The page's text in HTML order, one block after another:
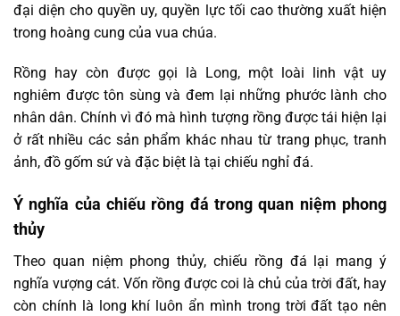
đại diện cho quyền uy, quyền lực tối cao thường xuất hiện
trong hoàng cung của vua chúa.
Rồng hay còn được gọi là Long, một loài linh vật uy
nghiêm được tôn sùng và đem lại những phước lành cho
nhân dân. Chính vì đó mà hình tượng rồng được tái hiện lại
ở rất nhiều các sản phẩm khác nhau từ trang phục, tranh
ảnh, đồ gốm sứ và đặc biệt là tại chiếu nghỉ đá.
Ý nghĩa của chiếu rồng đá trong quan niệm phong
thủy
Theo quan niệm phong thủy, chiếu rồng đá lại mang ý
nghĩa vượng cát. Vốn rồng được coi là chủ của trời đất, hay
còn chính là long khí luôn ẩn mình trong trời đất tạo nên